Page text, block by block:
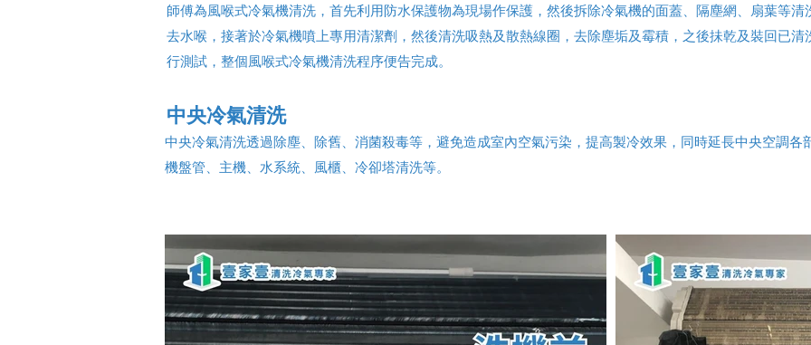
師傅為風喉式冷氣機清洗，首先利用防水保護物為現場作保護，然後拆除冷氣機的面蓋、隔塵網、扇葉等
去水喉，接著於冷氣機噴上專用清潔劑，然後清洗吸熱及散熱線圈，去除塵垢及霉積，之後抺乾及裝回已
行測試，整個風喉式冷氣機清洗程序便告完成。
中央冷氣清洗
中央冷氣清洗透過除塵、除舊、消菌殺毒等，避免造成室內空氣污染，提高製冷效果，同時延長中央空調
機盤管、主機、水系統、風櫃、冷卻塔清洗等。